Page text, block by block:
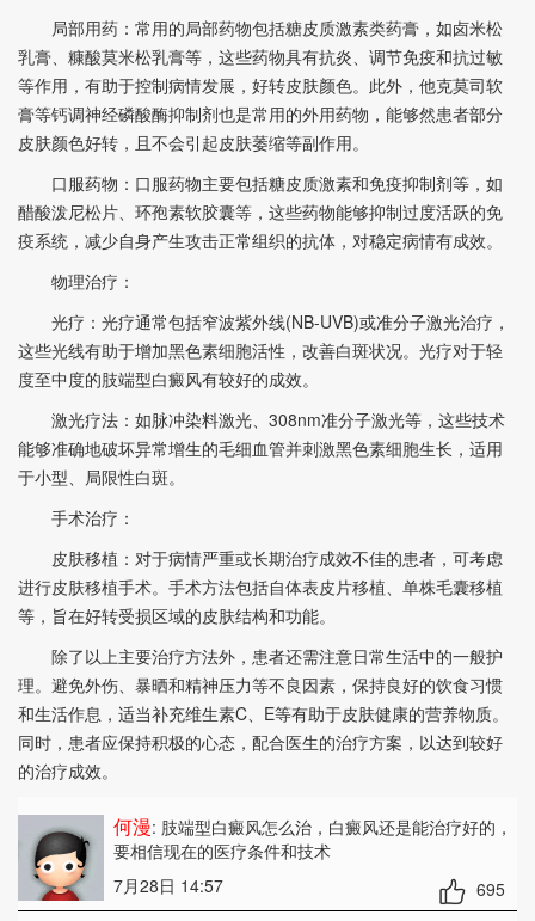
局部用药：常用的局部药物包括糖皮质激素类药膏，如卤米松
乳膏、糠酸莫米松乳膏等，这些药物具有抗炎、调节免疫和抗过敏
等作用，有助于控制病情发展，好转皮肤颜色。此外，他克莫司软
膏等钙调神经磷酸酶抑制剂也是常用的外用药物，能够然患者部分
皮肤颜色好转，且不会引起皮肤萎缩等副作用。
口服药物：口服药物主要包括糖皮质激素和免疫抑制剂等，如
醋酸泼尼松片、环孢素软胶囊等，这些药物能够抑制过度活跃的免
疫系统，减少自身产生攻击正常组织的抗体，对稳定病情有成效。
物理治疗：
光疗：光疗通常包括窄波紫外线(NB-UVB)或准分子激光治疗，
这些光线有助于增加黑色素细胞活性，改善白斑状况。光疗对于轻
度至中度的肢端型白癜风有较好的成效。
激光疗法：如脉冲染料激光、308nm准分子激光等，这些技术
能够准确地破坏异常增生的毛细血管并刺激黑色素细胞生长，适用
于小型、局限性白斑。
手术治疗：
皮肤移植：对于病情严重或长期治疗成效不佳的患者，可考虑
进行皮肤移植手术。手术方法包括自体表皮片移植、单株毛囊移植
等，旨在好转受损区域的皮肤结构和功能。
除了以上主要治疗方法外，患者还需注意日常生活中的一般护
理。避免外伤、暴晒和精神压力等不良因素，保持良好的饮食习惯
和生活作息，适当补充维生素C、E等有助于皮肤健康的营养物质。
同时，患者应保持积极的心态，配合医生的治疗方案，以达到较好
的治疗成效。
何漫: 肢端型白癜风怎么治，白癜风还是能治疗好的，
要相信现在的医疗条件和技术
7月28日 14:57
695